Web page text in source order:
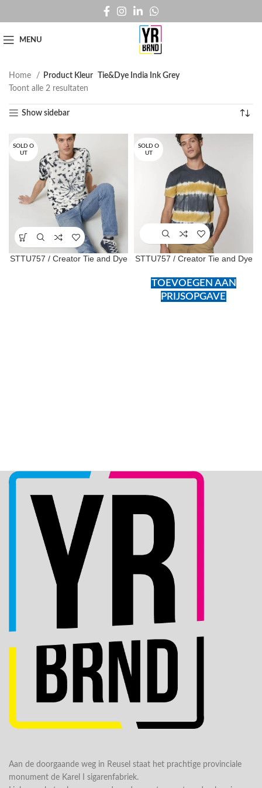
MENU
Home Product Kleur
Tie&Dye India Ink Grey
Toont alle 2 resultaten
Show sidebar
SOLD O
UT
STTU757 / Creator Tie and Dye
SOLD O
UT
STTU757 / Creator Tie and Dye
TOEVOEGEN AAN
PRIJSOPGAVE
Aan de doorgaande weg in Reusel staat het prachtige provinciale
monument de Karel I sigarenfabriek.